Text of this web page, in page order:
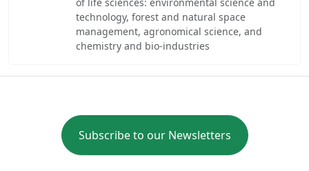
technology, forest and natural space
management, agronomical science, and
chemistry and bio-industries
Subscribe to our Newsletters